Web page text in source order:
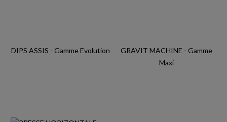
DIPS ASSIS - Gamme Evolution
GRAVIT MACHINE - Gamme
Maxi